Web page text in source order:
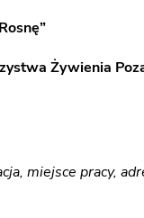
Żywienia
miejsce pracy,